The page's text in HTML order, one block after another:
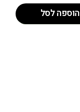
הוספה לסל